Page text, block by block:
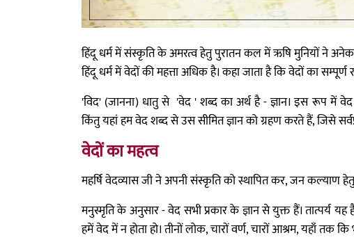
हिंदू धर्म में संस्कृति के अमरत्व हेतु पुरातन कल में ऋषि मुनियों ने
हिंदू धर्म में वेदों की महत्ता अधिक है। कहा जाता है कि वेदों का
'विद' (जानना) धातु से 'वेद ' शब्द का अर्थ है - ज्ञान। इस रूप में वेद
किंतु यहां हम वेद शब्द से उस सीमित ज्ञान को ग्रहण करते हैं, जिसे
वेदों का महत्व
महर्षि वेदव्यास जी ने अपनी संस्कृति को स्थापित कर, जन कल्याण
मनुस्मृति के अनुसार - वेद सभी प्रकार के ज्ञान से युक्त हैं। तात्पर्य
हमें वेद में न होता हो। तीनों लोक, चारों वर्ण, चारों आश्रम, यहाँ तक कि